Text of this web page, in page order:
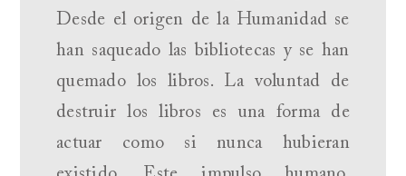
Desde el origen de la Humanidad se
han saqueado las bibliotecas y se han
quemado los libros. La voluntad de
destruir los libros es una forma de
actuar como si nunca hubieran